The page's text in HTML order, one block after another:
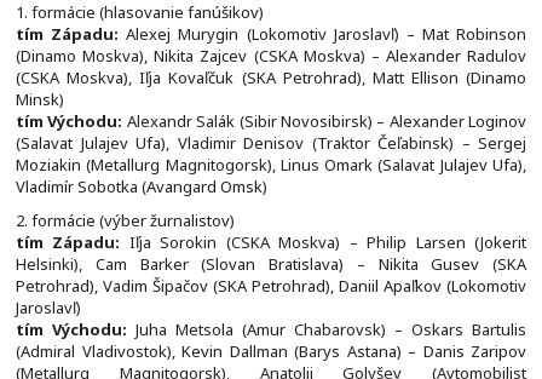
1. formácie (hlasovanie fanúšikov)
tím Západu: Alexej Murygin (Lokomotiv Jaroslavľ) – Mat Robinson
(Dinamo Moskva), Nikita Zajcev (CSKA Moskva) – Alexander Radulov
(CSKA Moskva), Iľja Kovaľčuk (SKA Petrohrad), Matt Ellison (Dinamo
Minsk)
tím Východu: Alexandr Salák (Sibir Novosibirsk) – Alexander Loginov
(Salavat Julajev Ufa), Vladimir Denisov (Traktor Čeľabinsk) – Sergej
Moziakin (Metallurg Magnitogorsk), Linus Omark (Salavat Julajev Ufa),
Vladimír Sobotka (Avangard Omsk)
2. formácie (výber žurnalistov)
tím Západu: Iľja Sorokin (CSKA Moskva) – Philip Larsen (Jokerit
Helsinki), Cam Barker (Slovan Bratislava) – Nikita Gusev (SKA
Petrohrad), Vadim Šipačov (SKA Petrohrad), Daniil Apaľkov (Lokomotiv
Jaroslavľ)
tím Východu: Juha Metsola (Amur Chabarovsk) – Oskars Bartulis
(Admiral Vladivostok), Kevin Dallman (Barys Astana) – Danis Zaripov
(Metallurg Magnitogorsk), Anatolij Golyšev (Avtomobilist